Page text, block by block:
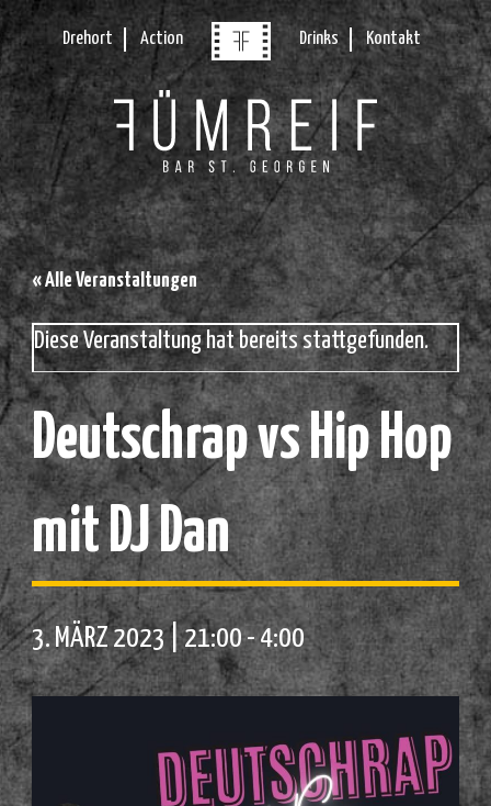
Drehort Action Drinks Kontakt
« Alle Veranstaltungen
Diese Veranstaltung hat bereits stattgefunden.
Deutschrap vs Hip Hop
mit DJ Dan
3. MÄRZ 2023 | 21:00-4:00